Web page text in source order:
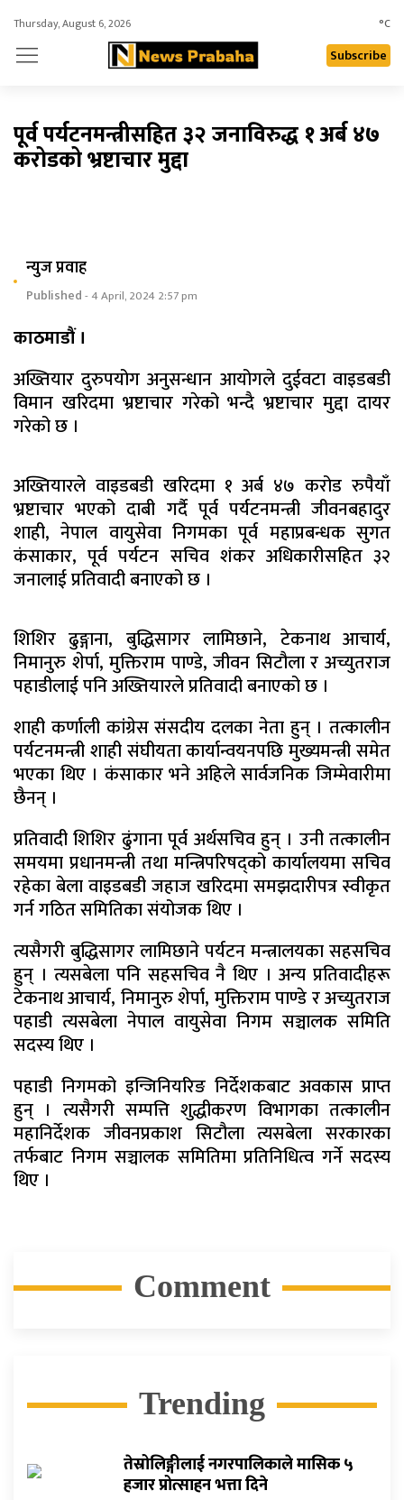
Thursday, August 6, 2026 °C
Subscribe
पूर्व पर्यटनमन्त्रीसहित ३२ जनाविरुद्ध १ अर्ब ४७
करोडको भ्रष्टाचार मुद्दा
न्युज प्रवाह
Published- 4 April, 2024 2:57 pm
काठमाडौं ।
अख्तियार दुरुपयोग अनुसन्धान आयोगले दुईवटा वाइडबडी
विमान खरिदमा भ्रष्टाचार गरेको भन्दै भ्रष्टाचार मुद्दा दायर
गरेको छ ।
अख्तियारले वाइडबडी खरिदमा १ अर्ब ४७ करोड रुपैयाँ
भ्रष्टाचार भएको दाबी गर्दै पूर्व पर्यटनमन्त्री जीवनबहादुर
शाही, नेपाल वायुसेवा निगमका पूर्व महाप्रबन्धक सुगत
कंसाकार, पूर्व पर्यटन सचिव शंकर अधिकारीसहित ३२
जनालाई प्रतिवादी बनाएको छ ।
शिशिर ढुङ्गाना, बुद्धिसागर लामिछाने, टेकनाथ आचार्य,
निमानुरु शेर्पा, मुक्तिराम पाण्डे, जीवन सिटौला र अच्युतराज
पहाडीलाई पनि अख्तियारले प्रतिवादी बनाएको छ ।
शाही कर्णाली कांग्रेस संसदीय दलका नेता हुन् । तत्कालीन
पर्यटनमन्त्री शाही संघीयता कार्यान्वयनपछि मुख्यमन्त्री समेत
भएका थिए । कंसाकार भने अहिले सार्वजनिक जिम्मेवारीमा
छैनन् ।
प्रतिवादी शिशिर ढुंगाना पूर्व अर्थसचिव हुन् । उनी तत्कालीन
समयमा प्रधानमन्त्री तथा मन्त्रिपरिषद्को कार्यालयमा सचिव
रहेका बेला वाइडबडी जहाज खरिदमा समझदारीपत्र स्वीकृत
गर्न गठित समितिका संयोजक थिए ।
त्यसैगरी बुद्धिसागर लामिछाने पर्यटन मन्त्रालयका सहसचिव
हुन् । त्यसबेला पनि सहसचिव नै थिए । अन्य प्रतिवादीहरू
टेकनाथ आचार्य, निमानुरु शेर्पा, मुक्तिराम पाण्डे र अच्युतराज
पहाडी त्यसबेला नेपाल वायुसेवा निगम सञ्चालक समिति
सदस्य थिए ।
पहाडी निगमको इन्जिनियरिङ निर्देशकबाट अवकास प्राप्त
हुन् । त्यसैगरी सम्पत्ति शुद्धीकरण विभागका तत्कालीन
महानिर्देशक जीवनप्रकाश सिटौला त्यसबेला सरकारका
तर्फबाट निगम सञ्चालक समितिमा प्रतिनिधित्व गर्ने सदस्य
थिए ।
Comment
Trending
तेस्रोलिङ्गीलाई नगरपालिकाले मासिक ५
हजार प्रोत्साहन भत्ता दिने